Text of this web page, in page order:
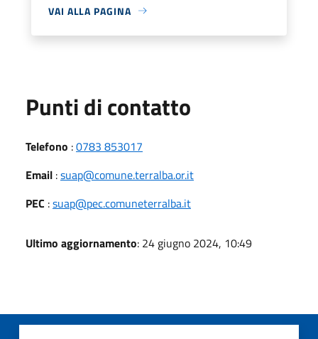
VAI ALLA PAGINA
Punti di contatto
Telefono :0783 853017
Email :suap@comune.terralba.or.it
PEC :suap@pec.comuneterralba.it
Ultimo aggiornamento: 24 giugno 2024, 10:49